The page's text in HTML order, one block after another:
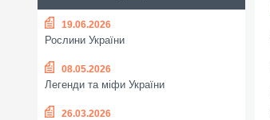
19.06.2026
Рослини України
08.05.2026
Легенди та міфи України
26.03.2026